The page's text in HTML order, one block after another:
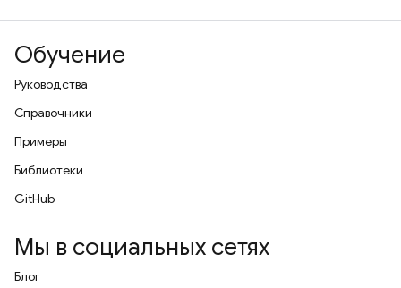
Обучение
Руководства
Справочники
Примеры
Библиотеки
GitHub
Мы в социальных сетях
Блог